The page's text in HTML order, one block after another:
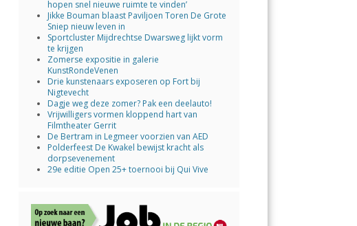
hopen snel nieuwe ruimte te vinden’
Jikke Bouman blaast Paviljoen Toren De Grote
Sniep nieuw leven in
Sportcluster Mijdrechtse Dwarsweg lijkt vorm
te krijgen
Zomerse expositie in galerie
KunstRondeVenen
Drie kunstenaars exposeren op Fort bij
Nigtevecht
Dagje weg deze zomer? Pak een deelauto!
Vrijwilligers vormen kloppend hart van
Filmtheater Gerrit
De Bertram in Legmeer voorzien van AED
Polderfeest De Kwakel bewijst kracht als
dorpsevenement
29e editie Open 25+ toernooi bij Qui Vive